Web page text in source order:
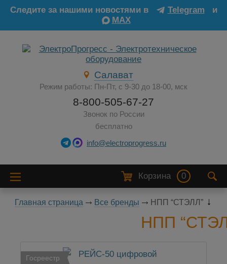
Следите за нашими новостями в Telegram
и
MAX
Салават
Режим работы: Пн-Пт, с 9-30 до 18-00, мск
8-800-505-67-27
Звонок по России
бесплатно
info@electroprogress.ru
Корзина 0
Главная страница Все бренды НПП “СТЭЛЛ”
НПП
Госреестр